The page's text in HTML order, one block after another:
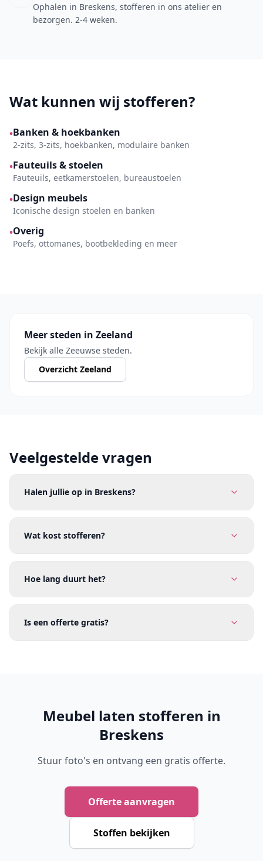
Ophalen in Breskens, stofferen in ons atelier en
bezorgen. 2-4 weken.
Wat kunnen wij stofferen?
•Banken & hoekbanken
2-zits, 3-zits, hoekbanken, modulaire banken
•Fauteuils & stoelen
Fauteuils, eetkamerstoelen, bureaustoelen
•Design meubels
Iconische design stoelen en banken
•Overig
Poefs, ottomanes, bootbekleding en meer
Meer steden in Zeeland
Bekijk alle Zeeuwse steden.
Overzicht Zeeland
Veelgestelde vragen
Halen jullie op in Breskens?
Wat kost stofferen?
Hoe lang duurt het?
Is een offerte gratis?
Meubel laten stofferen in
Breskens
Stuur foto's en ontvang een gratis offerte.
Offerte aanvragen
Stoffen bekijken